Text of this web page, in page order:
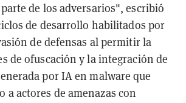
de los adversarios", escribió
de desarrollo habilitados por
de defensas al permitir la
de ofuscación y la integración de
por IA en malware que
a actores de amenazas con